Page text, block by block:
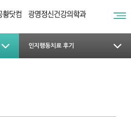
인지행동치료 후기